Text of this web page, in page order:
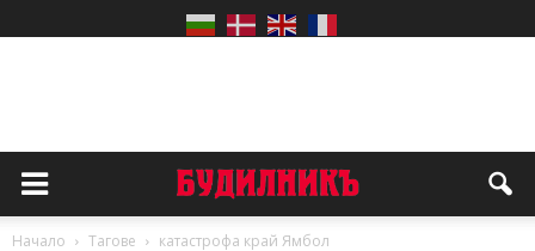
Начало Тагове катастрофа край Ямбол